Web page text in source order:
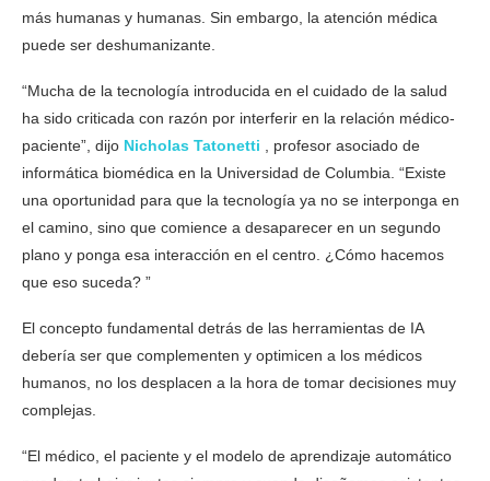
más humanas y humanas. Sin embargo, la atención médica
puede ser deshumanizante.
“Mucha de la tecnología introducida en el cuidado de la salud
ha sido criticada con razón por interferir en la relación médico-
paciente”, dijo Nicholas Tatonetti
, profesor asociado de
informática biomédica en la Universidad de Columbia. “Existe
una oportunidad para que la tecnología ya no se interponga en
el camino, sino que comience a desaparecer en un segundo
plano y ponga esa interacción en el centro. ¿Cómo hacemos
que eso suceda? ”
El concepto fundamental detrás de las herramientas de IA
debería ser que complementen y optimicen a los médicos
humanos, no los desplacen a la hora de tomar decisiones muy
complejas.
“El médico, el paciente y el modelo de aprendizaje automático